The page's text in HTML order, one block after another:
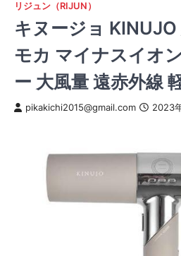
リジュン（RIJUN）
キヌージョ
モカ マイナスイオ
ー 大風量 遠赤外線
pikakichi2015@gmail.com 2023